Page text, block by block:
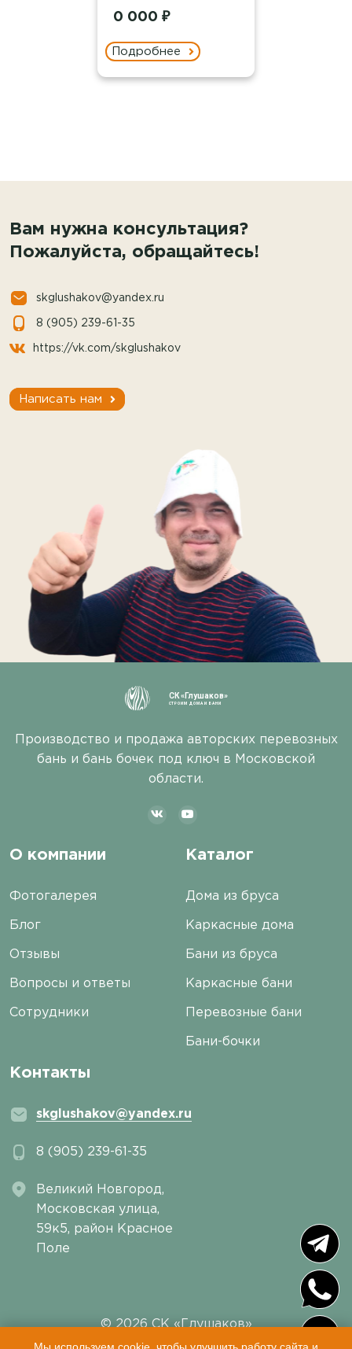
0 000 ₽
Подробнее
Вам нужна консультация?
Пожалуйста, обращайтесь!
skglushakov@yandex.ru
8 (905) 239-61-35
https://vk.com/skglushakov
Написать нам
СК «Глушаков»
СТРОИМ ДОМА И БАНИ
Производство и продажа авторских перевозных
бань и бань бочек под ключ в Московской
области.
О компании
Фотогалерея
Блог
Отзывы
Вопросы и ответы
Сотрудники
Каталог
Дома из бруса
Каркасные дома
Бани из бруса
Каркасные бани
Перевозные бани
Бани-бочки
Контакты
skglushakov@yandex.ru
8 (905) 239-61-35
Великий Новгород,
Московская улица,
59к5, район Красное
Поле
© 2026 СК «Глушаков»
Пользовательское соглашение |Политика